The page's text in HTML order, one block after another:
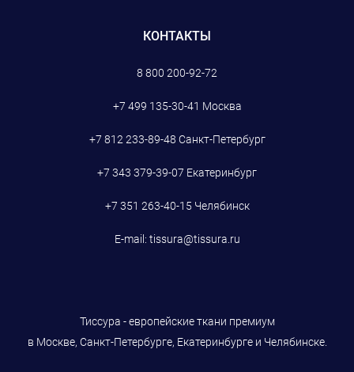
КОНТАКТЫ
8 800 200-92-72
+7 499 135-30-41 Москва
+7 812 233-89-48 Санкт-Петербург
+7 343 379-39-07 Екатеринбург
+7 351 263-40-15 Челябинск
E-mail: tissura@tissura.ru
Тиссура - европейские ткани премиум
в Москве, Санкт-Петербурге, Екатеринбурге и Челябинске.